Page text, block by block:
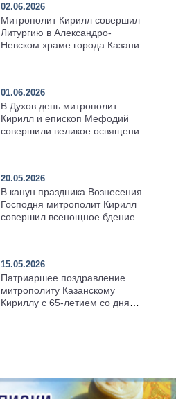
02.06.2026
Митрополит Кирилл совершил
Литургию в Александро-
Невском храме города Казани
01.06.2026
В Духов день митрополит
Кирилл и епископ Мефодий
совершили великое освящение
20.05.2026
В канун праздника Вознесения
Господня митрополит Кирилл
совершил всенощное бдение в
15.05.2026
Патриаршее поздравление
митрополиту Казанскому
Кириллу с 65-летием со дня